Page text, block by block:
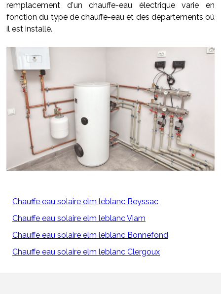
remplacement d'un chauffe-eau électrique varie en
fonction du type de chauffe-eau et des départements où
il est installé.
Chauffe eau solaire elm leblanc Beyssac
Chauffe eau solaire elm leblanc Viam
Chauffe eau solaire elm leblanc Bonnefond
Chauffe eau solaire elm leblanc Clergoux